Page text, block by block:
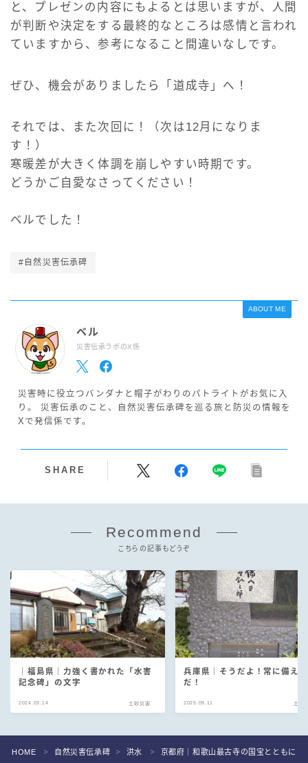
と、プレゼンの内容にもよるとは思いますが、人間
が判断や決定をする最終的なところは感情と言われ
ていますから、参考になること間違いなしです。
ぜひ、機会がありましたら「道成寺」へ！
それでは、また次回に！（次は12月になりま
す！）
寒暖差が大きく体調を崩しやすい時期です。
どうかご自愛なさってください！
ベルでした！
#自然災害伝承碑
ABOUT ME
ベル
災害伝承ラボのX係
災害時に役立つバンダナと帽子がわりのパトライトがお気に入
り。 災害伝承のこと、自然災害伝承碑を巡る旅と防災の情報を
Xで発信係です。
SHARE
Recommend
こちらの記事もどうぞ
｜福島県｜力強く書かれた「水害
記念碑」の文字
2024.03.14 土砂災害
兵庫県｜そうだよ！常に備え
だ！
2025.09.11 土砂
HOME ＞ 自然災害伝承碑 ＞ 洪水 ＞ 京都府｜和歌山最古寺の国宝とともに